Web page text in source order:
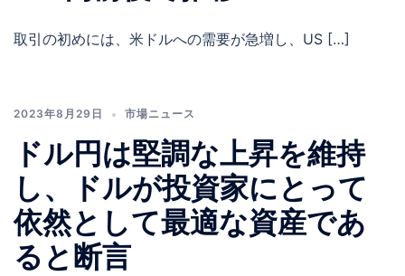
取引の初めには、米ドルへの需要が急増し、US […]
2023年8月29日 市場ニュース
ドル円は堅調な上昇を維持
し、ドルが投資家にとって
依然として最適な資産であ
ると断言